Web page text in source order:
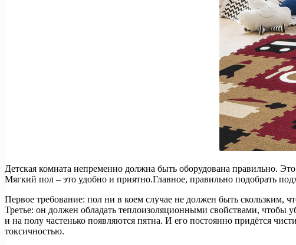
Детская комната непременно должна быть оборудована правильно.
Мягкий пол – это удобно и приятно.Главное, правильно подобрать
Первое требование: пол ни в коем случае не должен быть скользким,
Третье: он должен обладать теплоизоляционными свойствами, чтобы
и на полу частенько появляются пятна. И его постоянно придётся
токсичностью.